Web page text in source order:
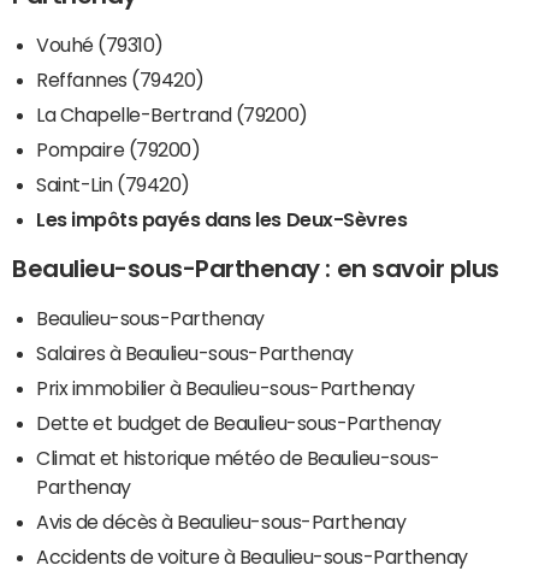
Vouhé (79310)
Reffannes (79420)
La Chapelle-Bertrand (79200)
Pompaire (79200)
Saint-Lin (79420)
Les impôts payés dans les Deux-Sèvres
Beaulieu-sous-Parthenay : en savoir plus
Beaulieu-sous-Parthenay
Salaires à Beaulieu-sous-Parthenay
Prix immobilier à Beaulieu-sous-Parthenay
Dette et budget de Beaulieu-sous-Parthenay
Climat et historique météo de Beaulieu-sous-
Parthenay
Avis de décès à Beaulieu-sous-Parthenay
Accidents de voiture à Beaulieu-sous-Parthenay